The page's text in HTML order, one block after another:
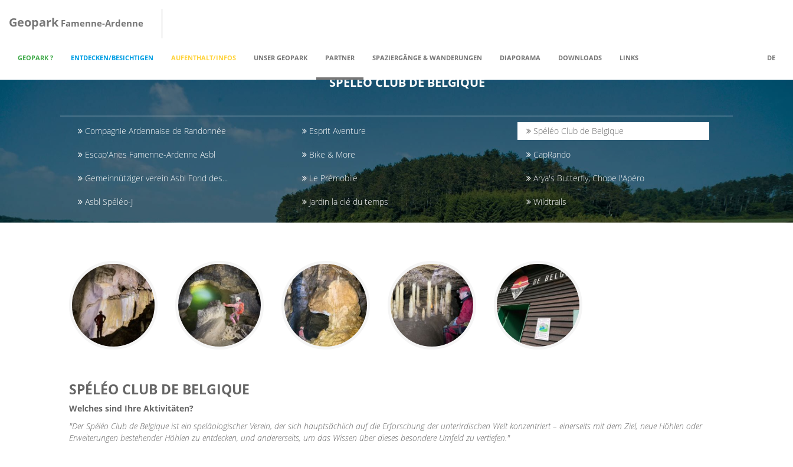
Geopark Famenne-Ardenne
GEOPARK ? ENTDECKEN/BESICHTIGEN AUFENTHALT/INFOS UNSER GEOPARK PARTNER SPAZIERGÄNGE & WANDERUNGEN DIAPORAMA DOWNLOADS LINKS DE
SPÉLÉO CLUB DE BELGIQUE
Compagnie Ardennaise de Randonnée
Escap'Anes Famenne-Ardenne Asbl
Gemeinnütziger verein Asbl Fond des...
Asbl Spéléo-J
Esprit Aventure
Bike & More
Le Prémobile
Jardin la clé du temps
Spéléo Club de Belgique
CapRando
Arya's Butterfly; Chope l'Apéro
Wildtrails
SPÉLÉO CLUB DE BELGIQUE
Welches sind Ihre Aktivitäten?
"Der Spéléo Club de Belgique ist ein speläologischer Verein, der sich hauptsächlich auf die Erforschung der unterirdischen Welt konzentriert – einerseits mit dem Ziel, neue Höhlen oder
Erweiterungen bestehender Höhlen zu entdecken, und andererseits, um das Wissen über dieses besondere Umfeld zu vertiefen."